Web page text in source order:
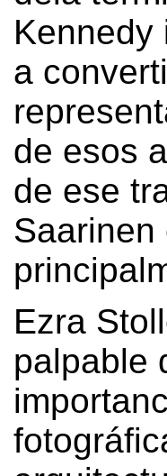
Kennedy
a
de esos
de ese
Saarinen
Ezra
palpable